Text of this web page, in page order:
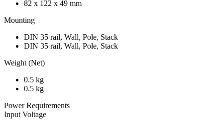
82 x 122 x 49 mm
Mounting
DIN 35 rail, Wall, Pole, Stack
DIN 35 rail, Wall, Pole, Stack
Weight (Net)
0.5 kg
0.5 kg
Power Requirements
Input Voltage